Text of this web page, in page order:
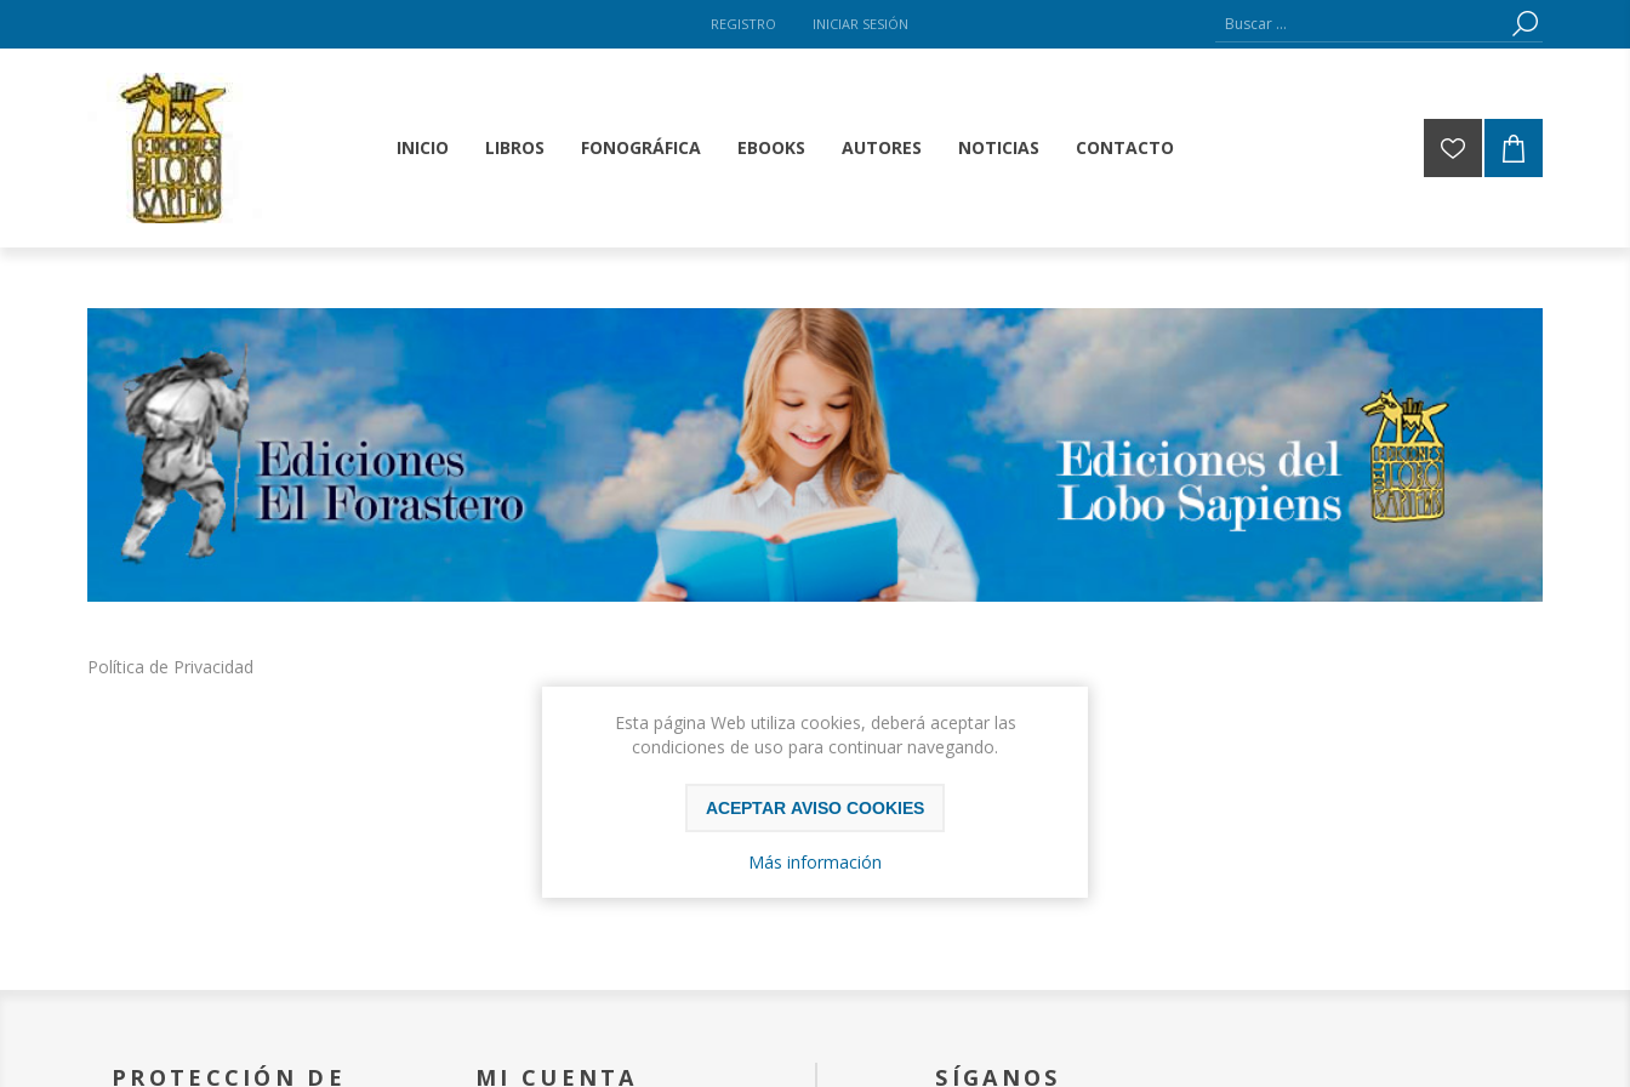
REGISTRO INICIAR SESIÓN
INICIO LIBROS FONOGRÁFICA EBOOKS AUTORES NOTICIAS CONTACTO
Política de Privacidad
PROTECCIÓN DE MI CUENTA SÍGANOS
Esta página Web utiliza cookies, deberá aceptar las
condiciones de uso para continuar navegando.
ACEPTAR AVISO COOKIES
Más información